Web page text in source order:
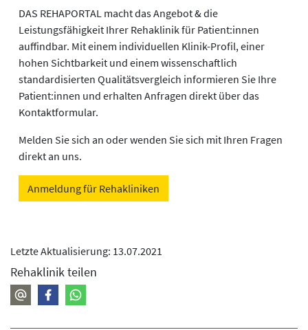
DAS REHAPORTAL macht das Angebot & die
Leistungsfähigkeit Ihrer Rehaklinik für Patient:innen
auffindbar. Mit einem individuellen Klinik-Profil, einer
hohen Sichtbarkeit und einem wissenschaftlich
standardisierten Qualitätsvergleich informieren Sie Ihre
Patient:innen und erhalten Anfragen direkt über das
Kontaktformular.
Melden Sie sich an oder wenden Sie sich mit Ihren Fragen
direkt an uns.
Anmeldung für Rehakliniken
Letzte Aktualisierung: 13.07.2021
Rehaklinik teilen